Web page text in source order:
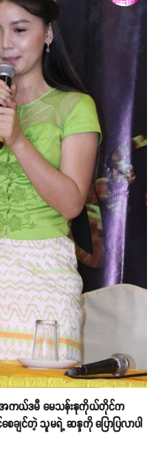
အကယ်ဒမီ မေသန်းနုကိုယ်တိုင်က
ျင်တဲ့ သူမရဲ့ ဆန္ဒကို ပြောပြလာပါ